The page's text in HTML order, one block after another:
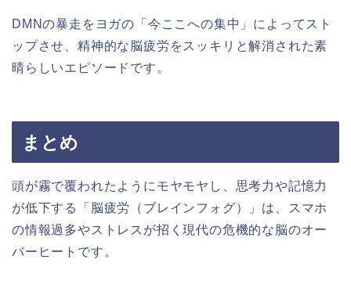
DMNの暴走をヨガの「今ここへの集中」によってスト
ップさせ、精神的な脳疲労をスッキリと解消された素
晴らしいエピソードです。
まとめ
頭が霧で覆われたようにモヤモヤし、思考力や記憶力
が低下する「脳疲労（ブレインフォグ）」は、スマホ
の情報過多やストレスが招く現代の危機的な脳のオー
バーヒートです。